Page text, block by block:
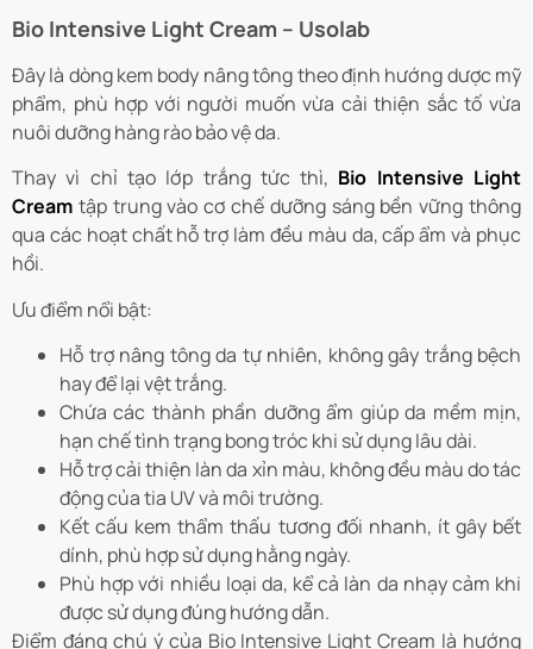
Bio Intensive Light Cream – Usolab
Đây là dòng kem body nâng tông theo định hướng dược mỹ
phẩm, phù hợp với người muốn vừa cải thiện sắc tố vừa
nuôi dưỡng hàng rào bảo vệ da.
Thay vì chỉ tạo lớp trắng tức thì, Bio Intensive Light
Cream tập trung vào cơ chế dưỡng sáng bền vững thông
qua các hoạt chất hỗ trợ làm đều màu da, cấp ẩm và phục
hồi.
Ưu điểm nổi bật:
Hỗ trợ nâng tông da tự nhiên, không gây trắng bệch
hay để lại vệt trắng.
Chứa các thành phần dưỡng ẩm giúp da mềm mịn,
hạn chế tình trạng bong tróc khi sử dụng lâu dài.
Hỗ trợ cải thiện làn da xỉn màu, không đều màu do tác
động của tia UV và môi trường.
Kết cấu kem thẩm thấu tương đối nhanh, ít gây bết
dính, phù hợp sử dụng hằng ngày.
Phù hợp với nhiều loại da, kể cả làn da nhạy cảm khi
được sử dụng đúng hướng dẫn.
Điểm đáng chú ý của Bio Intensive Light Cream là hướng